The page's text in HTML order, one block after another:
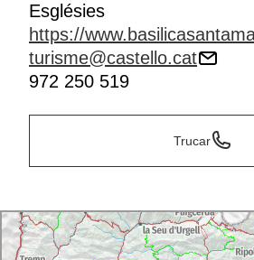
Esglésies
https://
turisme@castello.cat
972 250 519
Trucar